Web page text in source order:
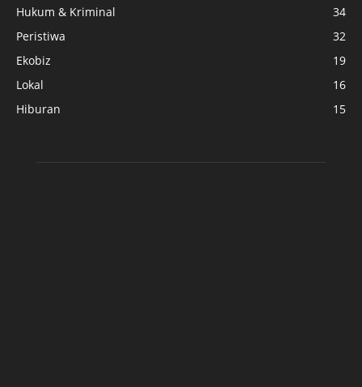
Hukum & Kriminal
34
Peristiwa
32
Ekobiz
19
Lokal
16
Hiburan
15